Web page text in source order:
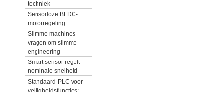
techniek
Sensorloze BLDC-
motorregeling
Slimme machines
vragen om slimme
engineering
Smart sensor regelt
nominale snelheid
Standaard-PLC voor
veiligheidsfuncties: